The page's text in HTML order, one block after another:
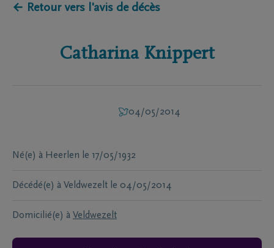
← Retour vers l'avis de décès
Catharina Knippert
04/05/2014
Né(e) à Heerlen le 17/05/1932
Décédé(e) à Veldwezelt le 04/05/2014
Domicilié(e) à Veldwezelt